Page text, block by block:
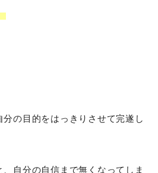
の目的をはっきりさせて完遂し
自分の自信まで無くなってしま